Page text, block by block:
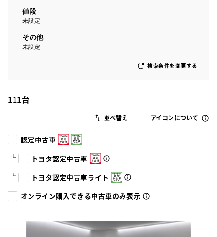
値段
未設定
その他
未設定
検索条件を変更する
111台
アイコンについて
認定中古車
トヨタ認定中古車
トヨタ認定中古車ライト
オンライン購入できる中古車のみ表示